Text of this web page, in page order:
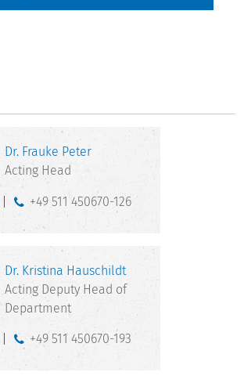
Dr. Frauke Peter
Acting Head
+49 511 450670-126
Dr. Kristina Hauschildt
Acting Deputy Head of
Department
+49 511 450670-193